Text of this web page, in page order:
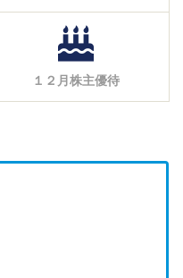
１２月株主優待